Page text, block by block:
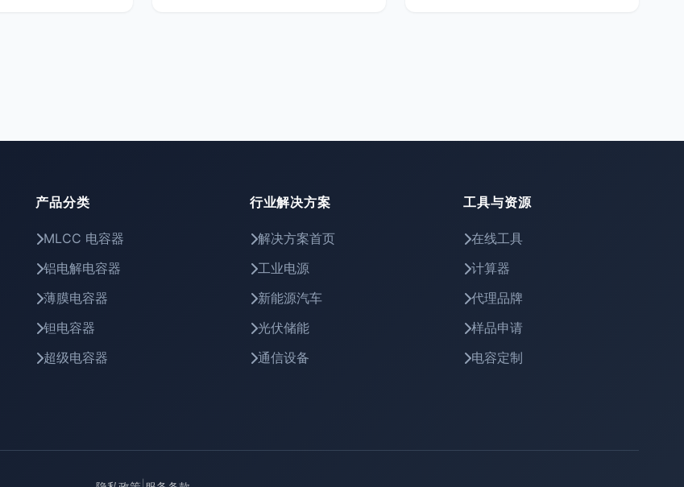
产品分类
MLCC 电容器
铝电解电容器
薄膜电容器
钽电容器
超级电容器
行业解决方案
解决方案首页
工业电源
新能源汽车
光伏储能
通信设备
工具与资源
在线工具
计算器
代理品牌
样品申请
电容定制